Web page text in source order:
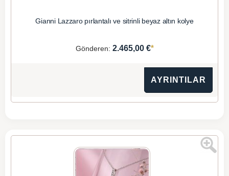
Gianni Lazzaro pırlantalı ve sitrinli beyaz altın kolye
Gönderen: 2.465,00 €*
AYRINTILAR